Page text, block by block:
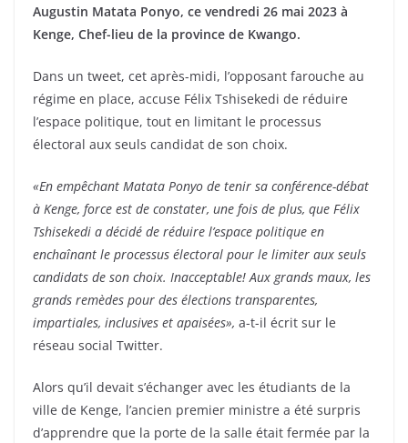
Augustin Matata Ponyo, ce vendredi 26 mai 2023 à
Kenge, Chef-lieu de la province de Kwango.
Dans un tweet, cet après-midi, l’opposant farouche au
régime en place, accuse Félix Tshisekedi de réduire
l’espace politique, tout en limitant le processus
électoral aux seuls candidat de son choix.
«En empêchant Matata Ponyo de tenir sa conférence-débat
à Kenge, force est de constater, une fois de plus, que Félix
Tshisekedi a décidé de réduire l’espace politique en
enchaînant le processus électoral pour le limiter aux seuls
candidats de son choix. Inacceptable! Aux grands maux, les
grands remèdes pour des élections transparentes,
impartiales, inclusives et apaisées», a-t-il écrit sur le
réseau social Twitter.
Alors qu’il devait s’échanger avec les étudiants de la
ville de Kenge, l’ancien premier ministre a été surpris
d’apprendre que la porte de la salle était fermée par la